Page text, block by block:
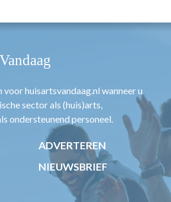
voor huisartsvandaag.nl wanneer u
sector als (huis)arts,
ondersteunend personeel.
ADVERTEREN
NIEUWSBRIEF